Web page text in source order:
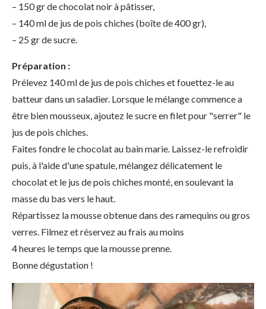
– 150 gr de chocolat noir à pâtisser,
– 140 ml de jus de pois chiches (boîte de 400 gr),
– 25 gr de sucre.
Préparation :
Prélevez 140 ml de jus de pois chiches et fouettez-le au
batteur dans un saladier. Lorsque le mélange commence a
être bien mousseux, ajoutez le sucre en filet pour "serrer" le
jus de pois chiches.
Faites fondre le chocolat au bain marie. Laissez-le refroidir
puis, à l'aide d'une spatule, mélangez délicatement le
chocolat et le jus de pois chiches monté, en soulevant la
masse du bas vers le haut.
Répartissez la mousse obtenue dans des ramequins ou gros
verres. Filmez et réservez au frais au moins
4 heures le temps que la mousse prenne.
Bonne dégustation !